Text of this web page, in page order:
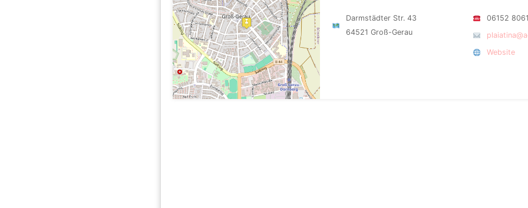
Darmstädter Str. 43
64521 Groß-Gerau
06152
Website